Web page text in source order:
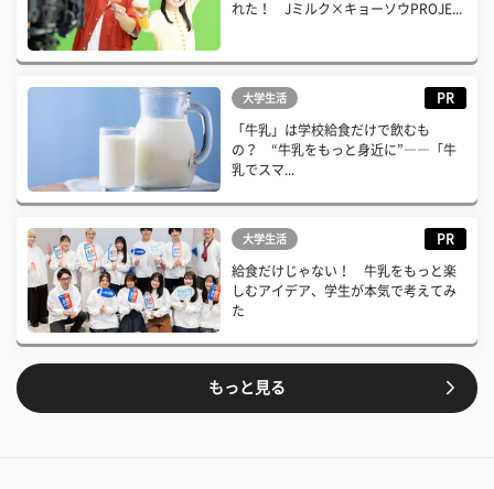
れた！ Jミルク×キョーソウPROJE...
大学生活 PR
「牛乳」は学校給食だけで飲むも
の？ “牛乳をもっと身近に”――「牛
乳でスマ...
大学生活 PR
給食だけじゃない！ 牛乳をもっと楽
しむアイデア、学生が本気で考えてみ
た
もっと見る